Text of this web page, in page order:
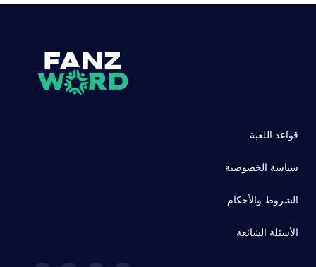
قواعد اللعبة
سياسة الخصوصية
الشروط والأحكام
الأسئلة الشائعة